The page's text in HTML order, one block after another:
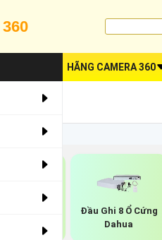
360
HÃNG CAMERA 360
Đầu Ghi 8 Ổ Cứng
Dahua